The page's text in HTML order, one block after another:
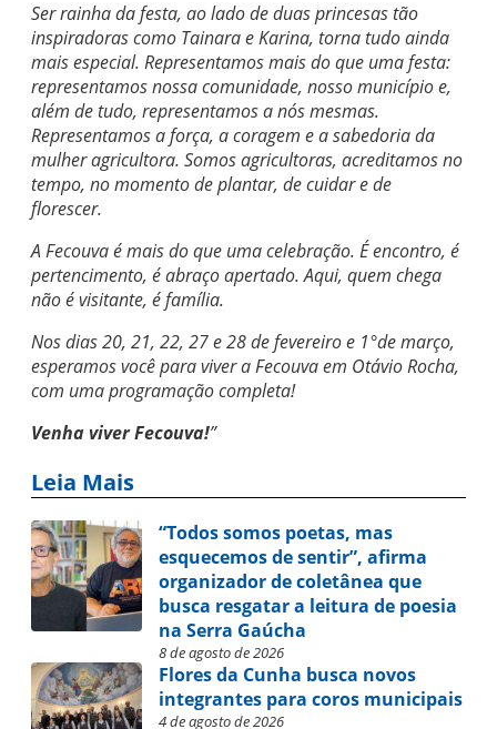
Ser rainha da festa, ao lado de duas princesas tão
inspiradoras como Tainara e Karina, torna tudo ainda
mais especial. Representamos mais do que uma festa:
representamos nossa comunidade, nosso município e,
além de tudo, representamos a nós mesmas.
Representamos a força, a coragem e a sabedoria da
mulher agricultora. Somos agricultoras, acreditamos no
tempo, no momento de plantar, de cuidar e de
florescer.
A Fecouva é mais do que uma celebração. É encontro, é
pertencimento, é abraço apertado. Aqui, quem chega
não é visitante, é família.
Nos dias 20, 21, 22, 27 e 28 de fevereiro e 1°de março,
esperamos você para viver a Fecouva em Otávio Rocha,
com uma programação completa!
Venha viver Fecouva!”
Leia Mais
“Todos somos poetas, mas
esquecemos de sentir”, afirma
organizador de coletânea que
busca resgatar a leitura de poesia
na Serra Gaúcha
8 de agosto de 2026
Flores da Cunha busca novos
integrantes para coros municipais
4 de agosto de 2026